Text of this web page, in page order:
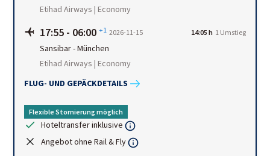
Etihad Airways | Economy
17:55 - 06:00 +1 2026-11-15 14:05 h 1 Umstieg
Sansibar-München
Etihad Airways | Economy
FLUG- UND GEPÄCKDETAILS
Flexible Stornierung möglich
Hoteltransfer inklusive
Angebot ohne Rail & Fly